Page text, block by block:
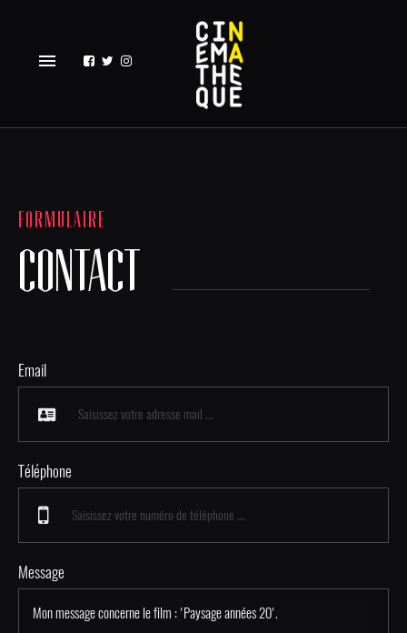
menu
FORMULAIRE
CONTACT
Email
Téléphone
Message